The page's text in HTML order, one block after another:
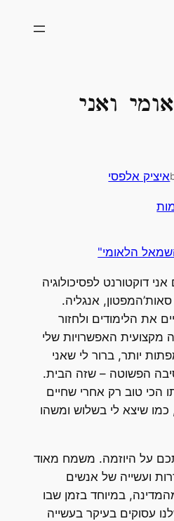
ואני
איציק אלפסי
הלאומי"
דוקטורנט לפסיכולוגיה
אנגליה.
את הלימודים ולחזור
האפשרויות שלי
יותר, ברור לי שאני
הפשוטה – שזה הבית.
הכי טוב רק אחרי שחיים
שיצא לי בשלוש ומשהו
על היוזמה. משמח מאוד
ועשייה של אנשים
במיוחד בזמן שבו
עסוקים בעיקר בעשייה